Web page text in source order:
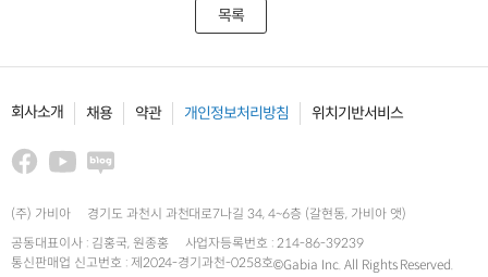
목록
회사소개 채용 약관 개인정보처리방침 위치기반서비스
(주) 가비아
경기도 과천시 과천대로7나길 34, 4~6층 (갈현동, 가비아 앳)
공동대표이사 : 김홍국, 원종홍
사업자등록번호 : 214-86-39239
통신판매업 신고번호 : 제2024-경기과천-0258호©Gabia Inc. All Rights Reserved.